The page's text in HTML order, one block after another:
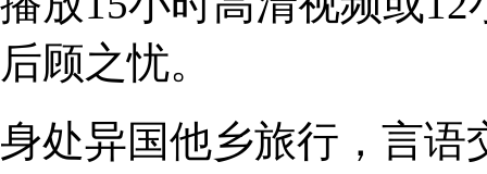
后顾之忧。
身处异国他乡旅行，言语